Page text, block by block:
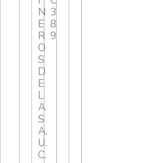
N
E
R
O
S
D
E
L
A
S
A.
U.
C.
3
8
9